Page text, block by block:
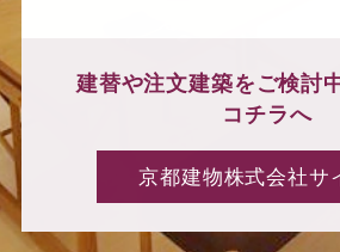
建替や注文建築をご検討
コチラへ
京都建物株式会社